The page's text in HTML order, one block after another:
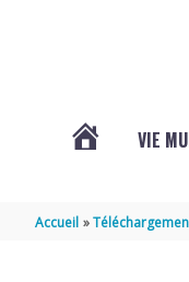
VIE
Accueil